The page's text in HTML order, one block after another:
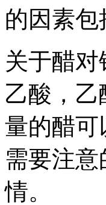
的因素
关于醋
乙酸，
量的醋可
需要注
情。